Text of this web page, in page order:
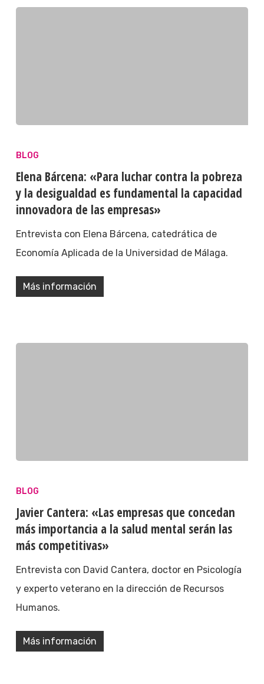
BLOG
Elena Bárcena: «Para luchar contra la pobreza
y la desigualdad es fundamental la capacidad
innovadora de las empresas»
Entrevista con Elena Bárcena, catedrática de
Economía Aplicada de la Universidad de Málaga.
Más información
BLOG
Javier Cantera: «Las empresas que concedan
más importancia a la salud mental serán las
más competitivas»
Entrevista con David Cantera, doctor en Psicología
y experto veterano en la dirección de Recursos
Humanos.
Más información